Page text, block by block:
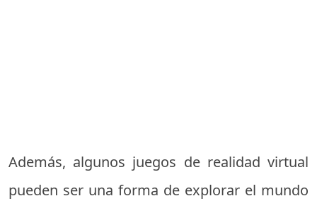
Además, algunos juegos de realidad virtual
pueden ser una forma de explorar el mundo